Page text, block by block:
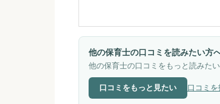
他の保育士の口コミを読みたい方
他の保育士の口コミをもっと読みた
口コミをもっと見たい 口コミ